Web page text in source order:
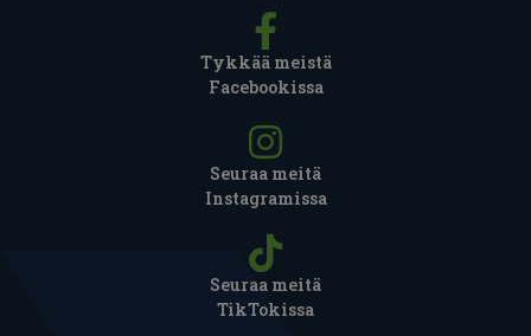
Tykkää meistä
Facebookissa
Seuraa meitä
Instagramissa
Seuraa meitä
TikTokissa